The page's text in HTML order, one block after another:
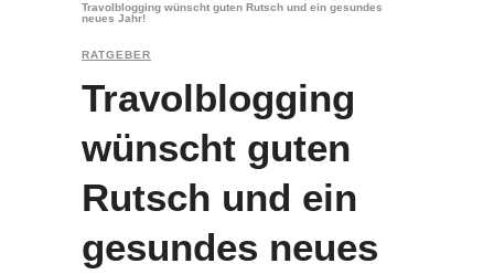
Travolblogging wünscht guten Rutsch und ein gesundes
neues Jahr!
RATGEBER
Travolblogging
wünscht guten
Rutsch und ein
gesundes neues